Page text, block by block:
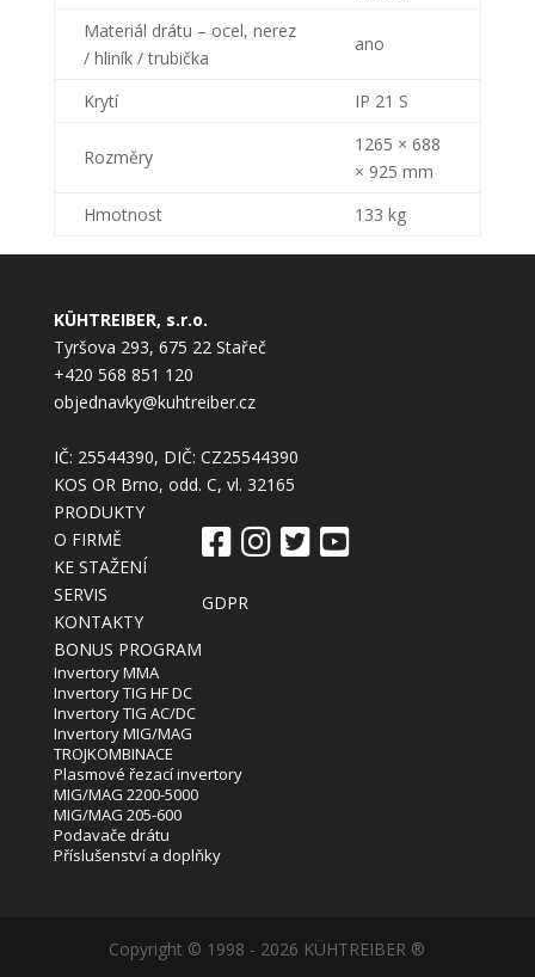
Materiál drátu – ocel, nerez
/ hliník / trubička
ano
Krytí IP 21 S
Rozměry
1265 × 688
× 925 mm
Hmotnost
133 kg
KÜHTREIBER, s.r.o.
Tyršova 293, 675 22 Stařeč
+420 568 851 120
objednavky@kuhtreiber.cz
IČ: 25544390, DIČ: CZ25544390
KOS OR Brno, odd. C, vl. 32165
PRODUKTY
O FIRMĚ
KE STAŽENÍ
SERVIS
KONTAKTY
BONUS PROGRAM
GDPR
Invertory MMA
Invertory TIG HF DC
Invertory TIG AC/DC
Invertory MIG/MAG
TROJKOMBINACE
Plasmové řezací invertory
MIG/MAG 2200-5000
MIG/MAG 205-600
Podavače drátu
Příslušenství a doplňky
Copyright © 1998 - 2026 KÜHTREIBER ®